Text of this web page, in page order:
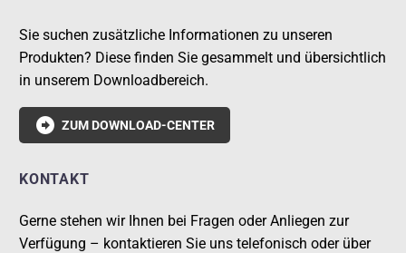
Sie suchen zusätzliche Informationen zu unseren
Produkten? Diese finden Sie gesammelt und übersichtlich
in unserem Downloadbereich.
 ZUM DOWNLOAD-CENTER
KONTAKT
Gerne stehen wir Ihnen bei Fragen oder Anliegen zur
Verfügung – kontaktieren Sie uns telefonisch oder über